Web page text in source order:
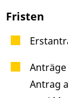
Fristen
Antrag